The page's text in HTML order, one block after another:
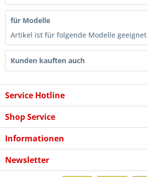
für Modelle
Artikel ist für folgende Modelle geeignet
Kunden kauften auch
Service Hotline
Shop Service
Informationen
Newsletter